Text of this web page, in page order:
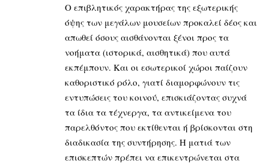
Ο επιβλητικός χαρακτήρας της εξωτερικής
όψης των μεγάλων μουσείων προκαλεί δέος και
απωθεί όσους αισθάνονται ξένοι προς τα
νοήματα (ιστορικά, αισθητικά) που αυτά
εκπέμπουν. Και οι εσωτερικοί χώροι παίζουν
καθοριστικό ρόλο, γιατί διαμορφώνουν τις
εντυπώσεις του κοινού, επισκιάζοντας συχνά
τα ίδια τα τέχνεργα, τα αντικείμενα του
παρελθόντος που εκτίθενται ή βρίσκονται στη
διαδικασία της συντήρησης. Η ματιά των
επισκεπτών πρέπει να επικεντρώνεται στα